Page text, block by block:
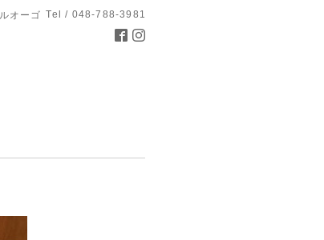
オーゴ Tel / 048-788-3981